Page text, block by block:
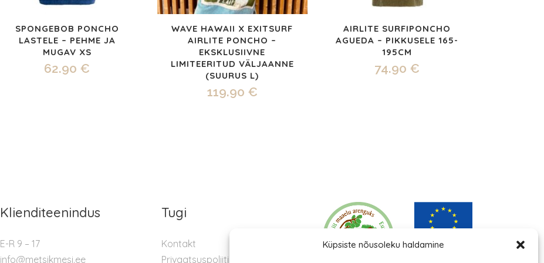
Küpsiste nõusoleku haldamine
SPONGEBOB PONCHO
LASTELE – PEHME JA
MUGAV XS
62.90 €
WAVE HAWAII X EXITSURF
AIRLITE PONCHO –
EKSKLUSIIVNE
LIMITEERITUD VÄLJAANNE
(SUURUS L)
119.90 €
AIRLITE SURFIPONCHO
AGUEDA – PIKKUSELE 165-
195CM
74.90 €
Klienditeenindus
E-R 9 – 17
info@metsikmesi.ee
Tugi
Kontakt
Privaatsuspoliitika